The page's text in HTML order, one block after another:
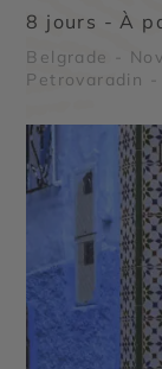
8 jours - À
Belgrade -
Petrovaradin
Palais des
de Kopaonik
Studenica -